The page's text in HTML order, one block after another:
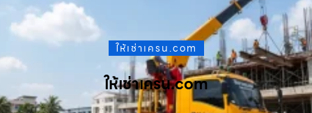
ให้เช่าเครน.com
ให้เช่าเครน.com